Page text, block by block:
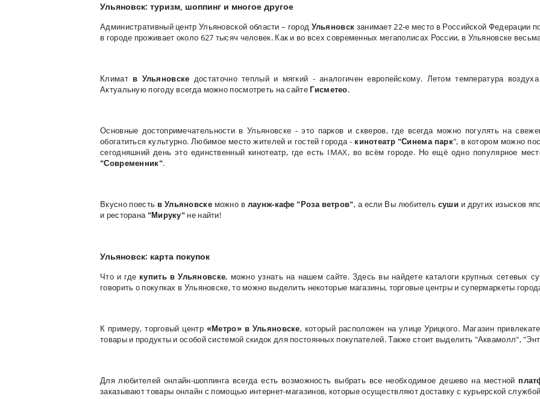
Ульяновск: туризм, шоппинг и многое другое
Административный центр Ульяновской области – город Ульяновск занимает 22-е место в Российской Федерации
в городе проживает около 627 тысяч человек. Как и во всех современных мегаполисах России, в Ульяновске
Климат в Ульяновске достаточно теплый и мягкий - аналогичен европейскому. Летом температура
Актуальную погоду всегда можно посмотреть на сайтеГисметео.
Основные достопримечательности в Ульяновске - это парков и скверов, где всегда можно погулять на
обогатиться культурно. Любимое место жителей и гостей города - кинотеатр "Синема парк", в котором можно
сегодняшний день это единственный кинотеатр, где есть IMAX, во всём городе. Но ещё одно популярное
"Современник".
Вкусно поесть в Ульяновскеможно в лаунж-кафе "Роза ветров", а если Вы любитель суши и других изысков
и ресторана"Мируку" не найти!
Ульяновск: карта покупок
Что и где купить в Ульяновске, можно узнать на нашем сайте. Здесь вы найдете каталоги крупных сетевых
говорить о покупках в Ульяновске, то можно выделить некоторые магазины, торговые центры и супермаркеты
К примеру, торговый центр «Метро» в Ульяновске, который расположен на улице Урицкого. Магазин
товары и продукты и особой системой скидок для постоянных покупателей. Также стоит выделить "Аквамолл",
Для любителей онлайн-шоппинга всегда есть возможность выбрать все необходимое дешево на местной
заказывают товары онлайн с помощью интернет-магазинов, которые осуществляют доставку с курьерской